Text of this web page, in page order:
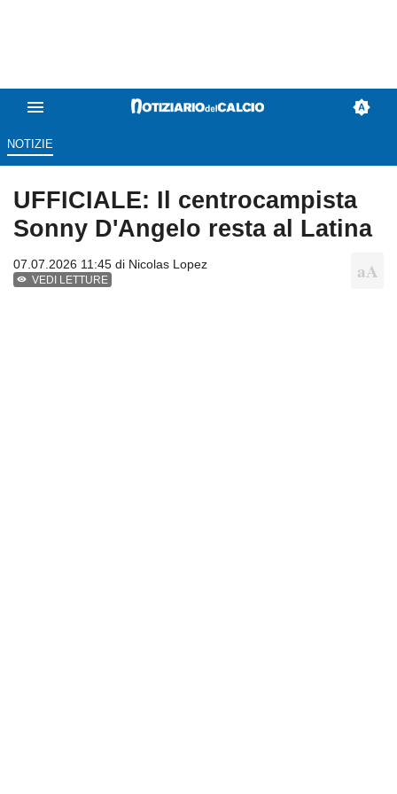
NOTIZIE
UFFICIALE: Il centrocampista
Sonny D'Angelo resta al Latina
07.07.2026 11:45 di Nicolas Lopez
VEDI LETTURE